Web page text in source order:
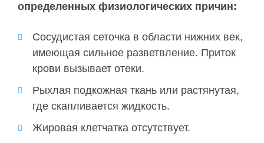
определенных физиологических причин:
Сосудистая сеточка в области нижних век,
имеющая сильное разветвление. Приток
крови вызывает отеки.
Рыхлая подкожная ткань или растянутая,
где скапливается жидкость.
Жировая клетчатка отсутствует.